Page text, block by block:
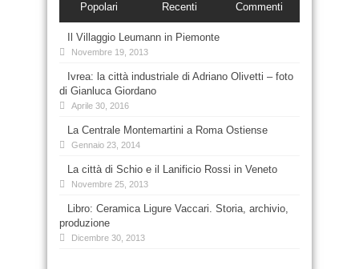
Popolari Recenti Commenti
Il Villaggio Leumann in Piemonte
Novembre 19, 2013
Ivrea: la città industriale di Adriano Olivetti – foto
di Gianluca Giordano
Aprile 30, 2016
La Centrale Montemartini a Roma Ostiense
Gennaio 23, 2014
La città di Schio e il Lanificio Rossi in Veneto
Novembre 25, 2013
Libro: Ceramica Ligure Vaccari. Storia, archivio,
produzione
Dicembre 30, 2013